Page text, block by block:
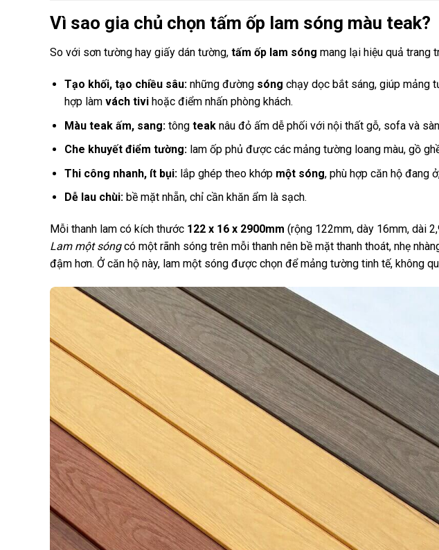
Vì sao gia chủ chọn tấm ốp lam sóng màu teak?
So với sơn tường hay giấy dán tường, tấm ốp lam sóng mang lại hiệu quả trang
Tạo khối, tạo chiều sâu:những đường sóng chạy dọc bắt sáng, giúp mảng
hợp làm vách tivihoặc điểm nhấn phòng khách.
Màu teak ấm, sang:tông teaknâu đỏ ấm dễ phối với nội thất gỗ, sofa và
Che khuyết điểm tường:lam ốp phủ được các mảng tường loang màu, gồ
Thi công nhanh, ít bụi:lắp ghép theo khớp một sóng, phù hợp căn hộ đang
Dễ lau chùi:bề mặt nhẵn, chỉ cần khăn ẩm là sạch.
Mỗi thanh lam có kích thước 122 x 16 x 2900mm (rộng 122mm, dày 16mm, dài
Lam một sóngcó một rãnh sóng trên mỗi thanh nên bề mặt thanh thoát, nhẹ
đậm hơn. Ở căn hộ này, lam một sóng được chọn để mảng tường tinh tế, không